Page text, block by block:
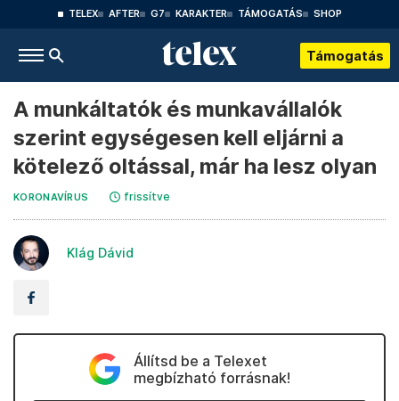
TELEX AFTER G7 KARAKTER TÁMOGATÁS SHOP
Támogatás
A munkáltatók és munkavállalók
szerint egységesen kell eljárni a
kötelező oltással, már ha lesz olyan
KORONAVÍRUS frissítve
Klág Dávid
Állítsd be a Telexet
megbízható forrásnak!